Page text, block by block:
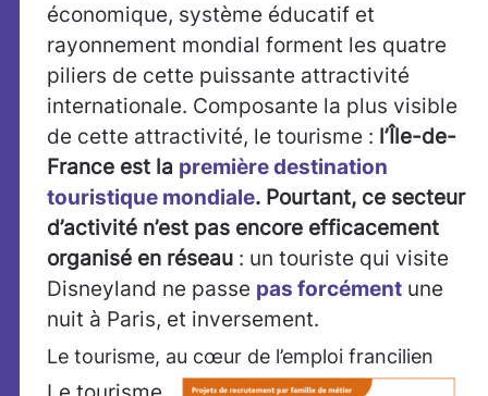
économique, système éducatif et
rayonnement mondial forment les quatre
piliers de cette puissante attractivité
internationale. Composante la plus visible
de cette attractivité, le tourisme : l’Île-de-
France est la première destination
touristique mondiale. Pourtant, ce secteur
d’activité n’est pas encore efficacement
organisé en réseau : un touriste qui visite
Disneyland ne passe pas forcément une
nuit à Paris, et inversement.
Le tourisme, au cœur de l’emploi francilien